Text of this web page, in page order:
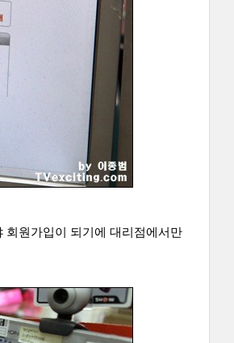
회원가입이 되기에 대리점에서만